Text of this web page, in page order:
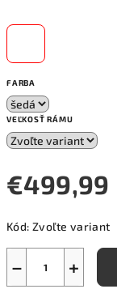
FARBA
VEĽKOSŤ RÁMU
€499,99
cena:
Kód: Zvoľte variant
+
−